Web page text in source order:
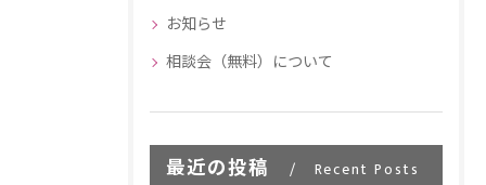
お知らせ
相談会（無料）について
最近の投稿 Recent Posts